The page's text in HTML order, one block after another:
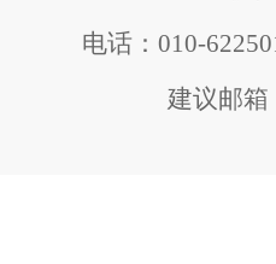
电话： 010-
建议邮箱